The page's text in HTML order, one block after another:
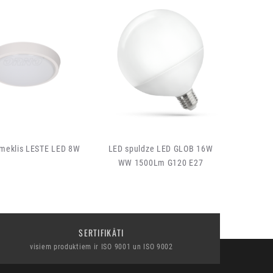
LESTE LED 8W
LED spuldze LED GLOB 16W
WW 1500Lm G120 E27
SERTIFIKĀTI
visiem produktiem ir ISO 9001 un ISO 9002